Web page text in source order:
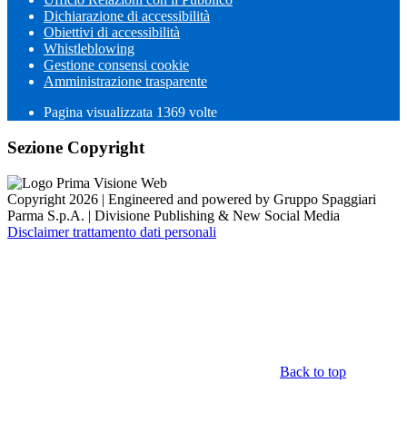
Dichiarazione di accessibilità
Obiettivi di accessibilità
Whistleblowing
Gestione consensi cookie
Amministrazione trasparente
Pagina visualizzata 1369 volte
Sezione Copyright
Copyright 2026 | Engineered and powered by Gruppo Spaggiari
Parma S.p.A. | Divisione Publishing & New Social Media
Disclaimer trattamento dati personali
Back to top